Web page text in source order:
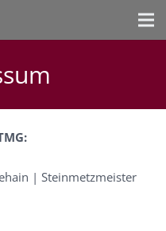
| Steinmetzmeister